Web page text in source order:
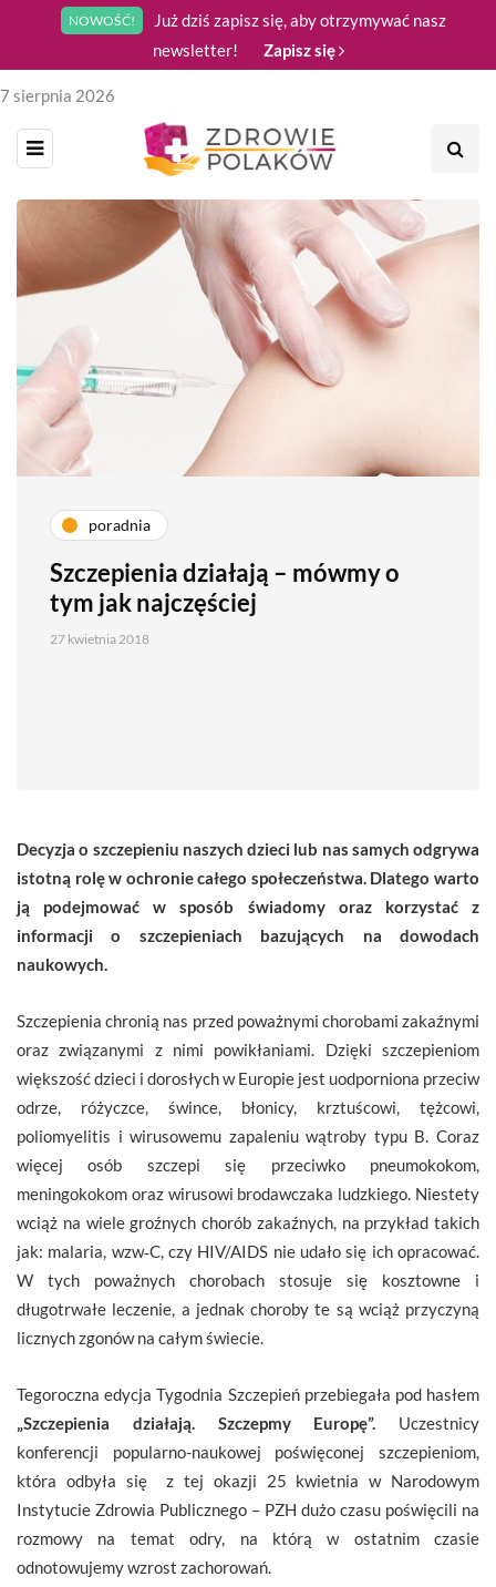
NOWOŚĆ!
Już dziś zapisz się, aby otrzymywać nasz
newsletter!
Zapisz się
7 sierpnia 2026
poradnia
Szczepienia działają – mówmy o
tym jak najczęściej
27 kwietnia 2018
Decyzja o szczepieniu naszych dzieci lub nas samych odgrywa
istotną rolę w ochronie całego społeczeństwa. Dlatego warto
ją podejmować w sposób świadomy oraz korzystać z
informacji o szczepieniach bazujących na dowodach
naukowych.
Szczepienia chronią nas przed poważnymi chorobami zakaźnymi
oraz związanymi z nimi powikłaniami. Dzięki szczepieniom
większość dzieci i dorosłych w Europie jest uodporniona przeciw
odrze, różyczce, śwince, błonicy, krztuścowi, tężcowi,
poliomyelitis i wirusowemu zapaleniu wątroby typu B. Coraz
więcej osób szczepi się przeciwko pneumokokom,
meningokokom oraz wirusowi brodawczaka ludzkiego. Niestety
wciąż na wiele groźnych chorób zakaźnych, na przykład takich
jak: malaria, wzw‑C, czy HIV/AIDS nie udało się ich opracować.
W tych poważnych chorobach stosuje się kosztowne i
długotrwałe leczenie, a jednak choroby te są wciąż przyczyną
licznych zgonów na całym świecie.
Tegoroczna edycja Tygodnia Szczepień przebiegała pod hasłem
„Szczepienia działają. Szczepmy Europę”. Uczestnicy
konferencji popularno-naukowej poświęconej szczepieniom,
która odbyła się z tej okazji 25 kwietnia w Narodowym
Instytucie Zdrowia Publicznego – PZH dużo czasu poświęcili na
rozmowy na temat odry, na którą w ostatnim czasie
odnotowujemy wzrost zachorowań.